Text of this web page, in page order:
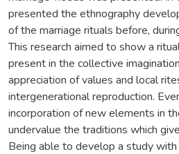
presented the ethnography
of the marriage rituals before,
This research aimed to show a
present in the collective
appreciation of values and local
intergenerational reproduction.
incorporation of new elements in
undervalue the traditions which
Being able to develop a study